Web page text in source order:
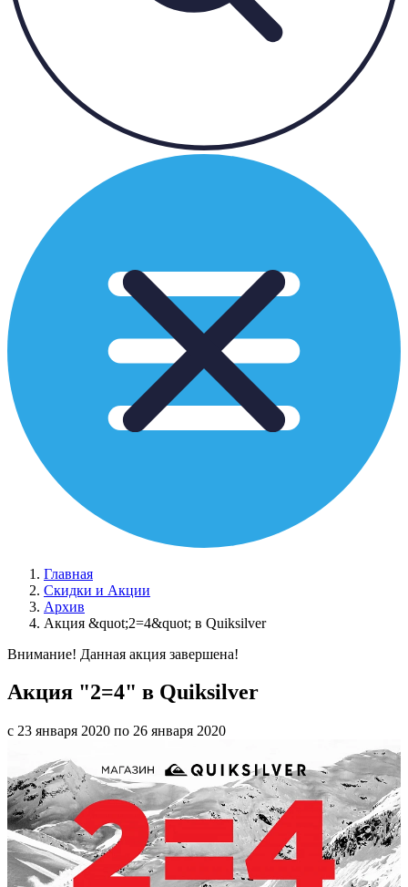
Главная
Скидки и Акции
Архив
Акция &quot;2=4&quot; в Quiksilver
Внимание! Данная акция завершена!
Акция "2=4" в Quiksilver
с 23 января 2020 по 26 января 2020